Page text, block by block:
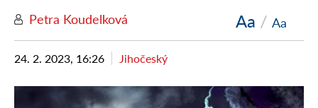
Petra Koudelková Aa / Aa
24. 2. 2023, 16:26 Jihočeský